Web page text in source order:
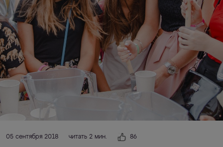
05 сентября 2018 читать 2 мин. 86